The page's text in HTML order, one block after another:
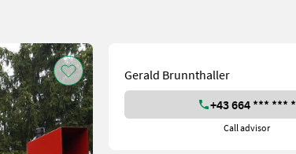
Gerald Brunnthaller
+43 664 *** *** *
Call advisor